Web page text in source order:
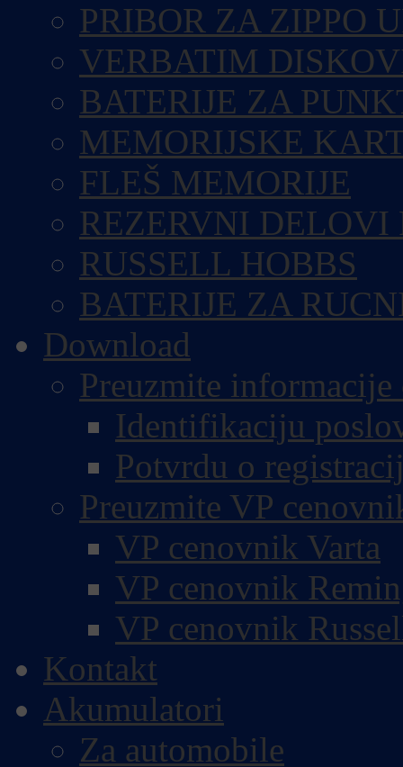
PRIBOR ZA ZIPPO
VERBATIM
BATERIJE ZA
MEMORIJSKE
FLEŠ MEMORIJE
REZERVNI DELOVI
RUSSELL HOBBS
BATERIJE ZA
Download
Preuzmite
Identifikaciju
Potvrdu o
Preuzmite VP
VP cenovnik Varta
VP cenovnik
VP cenovnik
Kontakt
Akumulatori
Za automobile